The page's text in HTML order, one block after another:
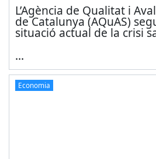
L’Agència de Qualitat i
de Catalunya (AQuAS)
situació actual de la crisi
...
Economia